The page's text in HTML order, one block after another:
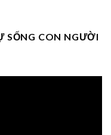
SỐNG CON NGƯỜI